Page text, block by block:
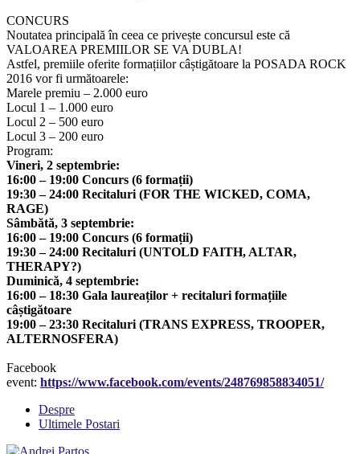
CONCURS
Noutatea principală în ceea ce privește concursul este că
VALOAREA PREMIILOR SE VA DUBLA!
Astfel, premiile oferite formațiilor câștigătoare la POSADA ROCK
2016 vor fi următoarele:
Marele premiu – 2.000 euro
Locul 1 – 1.000 euro
Locul 2 – 500 euro
Locul 3 – 200 euro
Program:
Vineri, 2 septembrie:
16:00 – 19:00 Concurs (6 formații)
19:30 – 24:00 Recitaluri (FOR THE WICKED, COMA,
RAGE)
Sâmbătă, 3 septembrie:
16:00 – 19:00 Concurs (6 formații)
19:30 – 24:00 Recitaluri (UNTOLD FAITH, ALTAR,
THERAPY?)
Duminică, 4 septembrie:
16:00 – 18:30 Gala laureaților + recitaluri formațiile
câștigătoare
19:00 – 23:30 Recitaluri (TRANS EXPRESS, TROOPER,
ALTERNOSFERA)
Facebook
event: https://www.facebook.com/events/248769858834051/
Despre
Ultimele Postari